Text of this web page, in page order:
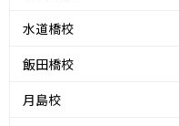
水道橋校
飯田橋校
月島校